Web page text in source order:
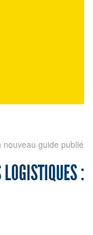
nouveau guide publié
: